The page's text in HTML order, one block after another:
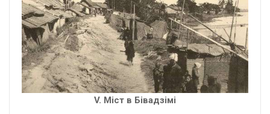
V. Міст в Бівадзімі